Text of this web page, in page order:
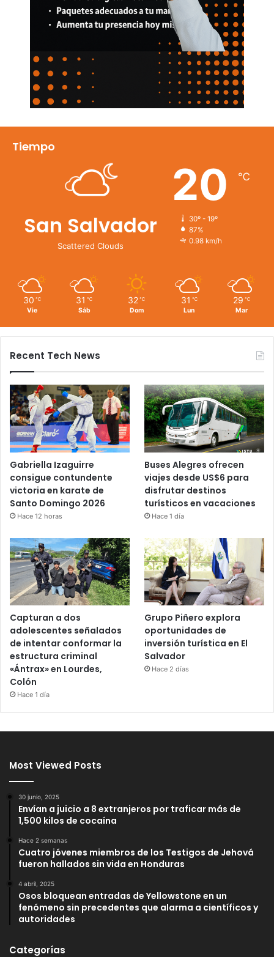
Tiempo
San Salvador
Scattered Clouds
20 ℃
30º - 19º
87%
0.98 km/h
30 ℃
Vie
31 ℃
Sáb
32 ℃
Dom
31 ℃
Lun
29 ℃
Mar
Recent Tech News
Gabriella Izaguirre
consigue contundente
victoria en karate de
Santo Domingo 2026
Hace 12 horas
Buses Alegres ofrecen
viajes desde US$6 para
disfrutar destinos
turísticos en vacaciones
Hace 1 día
Capturan a dos
adolescentes señalados
de intentar conformar la
estructura criminal
«Ántrax» en Lourdes,
Colón
Hace 1 día
Grupo Piñero explora
oportunidades de
inversión turística en El
Salvador
Hace 2 días
Most Viewed Posts
30 junio, 2025
Envían a juicio a 8 extranjeros por traficar más de
1,500 kilos de cocaína
Hace 2 semanas
Cuatro jóvenes miembros de los Testigos de Jehová
fueron hallados sin vida en Honduras
4 abril, 2025
Osos bloquean entradas de Yellowstone en un
fenómeno sin precedentes que alarma a científicos y
autoridades
Categorías